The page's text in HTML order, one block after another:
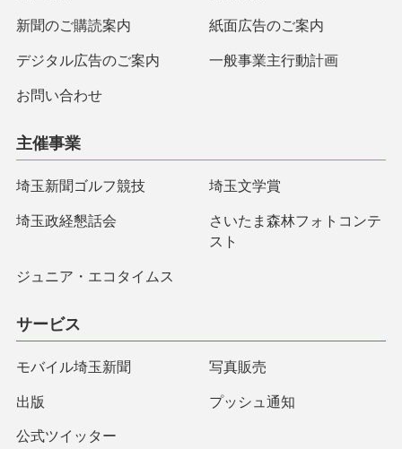
新聞のご購読案内 紙面広告のご案内
デジタル広告のご案内 一般事業主行動計画
お問い合わせ
主催事業
埼玉新聞ゴルフ競技 埼玉文学賞
埼玉政経懇話会
さいたま森林フォトコンテ
スト
ジュニア・エコタイムス
サービス
モバイル埼玉新聞 写真販売
出版 プッシュ通知
公式ツイッター